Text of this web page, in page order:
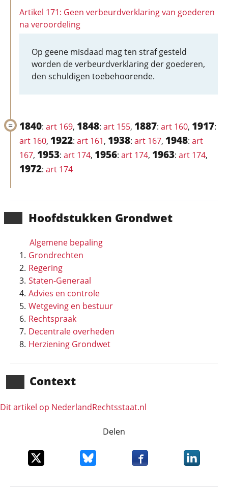
Hoofd­stukken Grondwet
Algemene bepaling
Grondrechten
Regering
Staten-Generaal
Advies en controle
Wetgeving en bestuur
Rechtspraak
Decentrale overheden
Herziening Grondwet
Context
Dit artikel op NederlandRechts­staat.nl
Artikel 171: Geen verbeurdverklaring van goederen
na veroordeling
Op geene misdaad mag ten straf gesteld
worden de verbeurdverklaring der goederen,
den schuldigen toebehoorende.
1840: art 169, 1848: art 155, 1887: art 160, 1917:
art 160, 1922: art 161, 1938: art 167, 1948: art
167, 1953: art 174, 1956: art 174, 1963: art 174,
1972: art 174
Delen
Deel dit item op XDeel dit item op Bluesky
Deel dit item opDeel dit